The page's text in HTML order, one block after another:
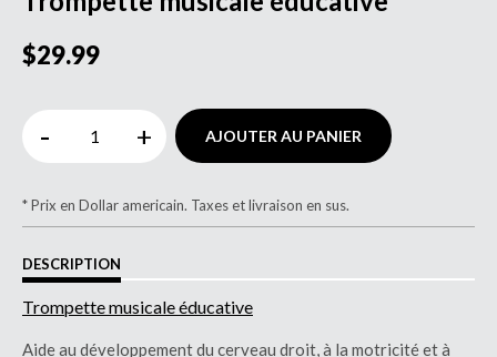
$29.99
- + AJOUTER AU PANIER
* Prix en Dollar americain. Taxes et livraison en sus.
DESCRIPTION
Trompette musicale éducative
Aide au développement du cerveau droit, à la motricité et à